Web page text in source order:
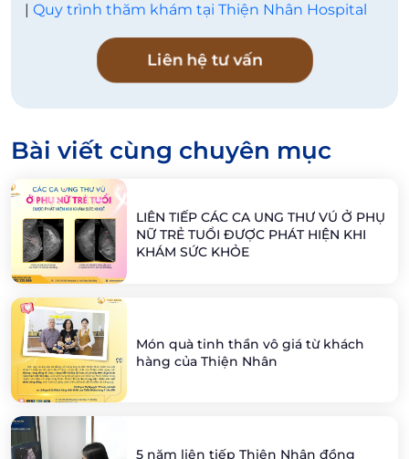
| Quy trình thăm khám tại Thiện Nhân Hospital
Liên hệ tư vấn
Bài viết cùng chuyên mục
LIÊN TIẾP CÁC CA UNG THƯ VÚ Ở PHỤ
NỮ TRẺ TUỔI ĐƯỢC PHÁT HIỆN KHI
KHÁM SỨC KHỎE
Món quà tinh thần vô giá từ khách
hàng của Thiện Nhân
5 năm liên tiếp Thiện Nhân đồng